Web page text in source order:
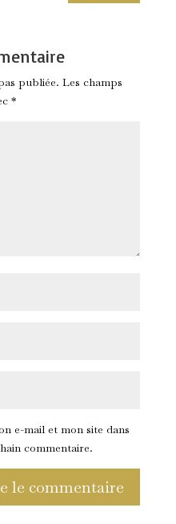
publiée. Les champs
*
e-mail et mon site dans
commentaire.
le commentaire